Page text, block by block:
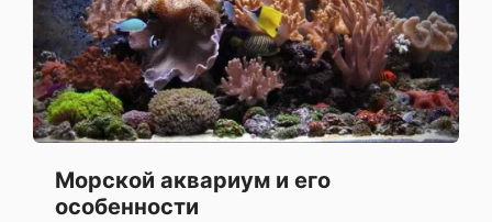
Морской аквариум и его
особенности